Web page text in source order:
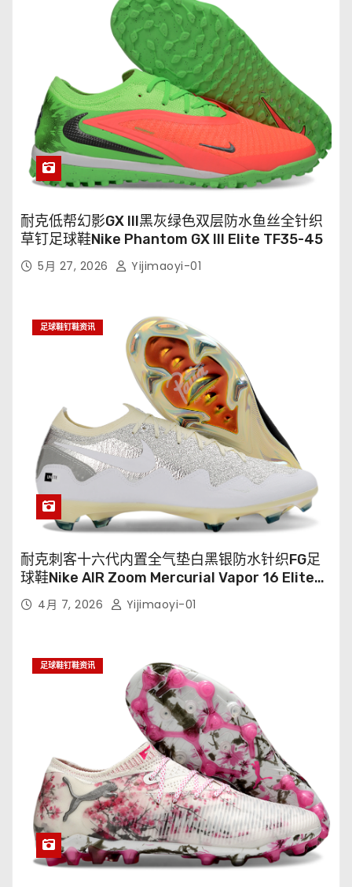
耐克低帮幻影GX III黑灰绿色双层防水鱼丝全针织
草钉足球鞋Nike Phantom GX III Elite TF35-45
5月 27, 2026 Yijimaoyi-01
足球鞋钉鞋资讯
耐克刺客十六代内置全气垫白黑银防水针织FG足
球鞋Nike AIR Zoom Mercurial Vapor 16 Elite
XXV FG35-45
4月 7, 2026 Yijimaoyi-01
足球鞋钉鞋资讯